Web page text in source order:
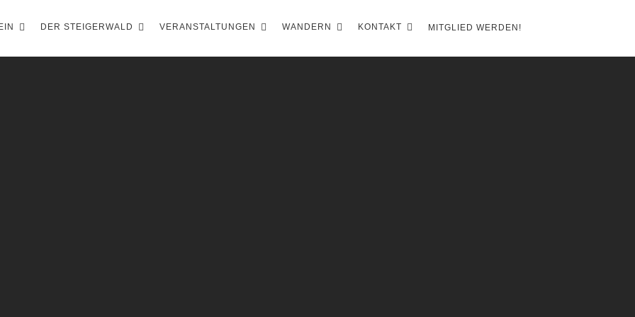
DER STEIGERWALD VERANSTALTUNGEN WANDERN KONTAKT MITGLIED WERDEN!